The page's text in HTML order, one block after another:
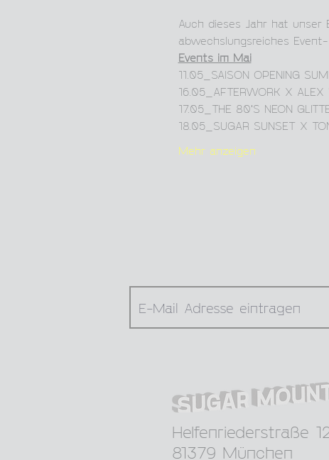
Auch dieses Jahr hat
abwechslungsreiches
Events im Mai
11.05_SAISON OPENING
16.05_AFTERWORK X ALEX
17.05_THE 80'S NEON
18.05_SUGAR SUNSET X
Mehr anzeigen
Helfenriederstraße
81379 München